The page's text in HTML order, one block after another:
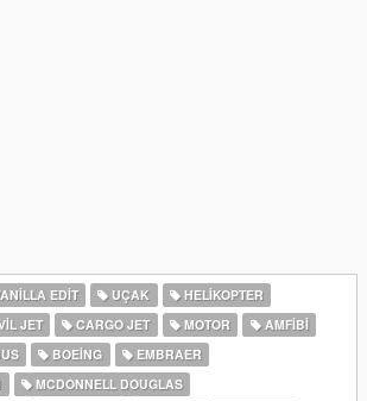
EDIT UÇAK
HELIKOPTER
JET CARGO JET MOTOR
AMFIBI
BOEING
EMBRAER
MCDONNELL DOUGLAS